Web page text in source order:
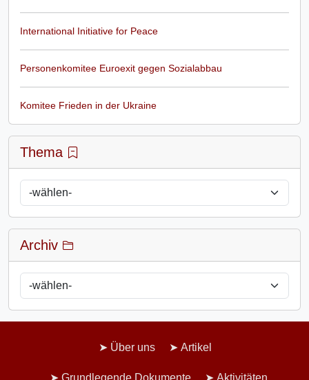
International Initiative for Peace
Personenkomitee Euroexit gegen Sozialabbau
Komitee Frieden in der Ukraine
Thema
Archiv
Über uns Artikel
Grundlegende Dokumente Aktivitäten